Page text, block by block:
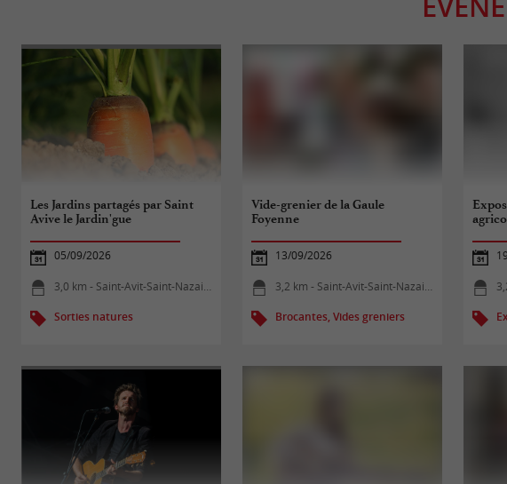
Les Jardins partagés par Saint
Avive le Jardin'gue
05/09/2026
3,0 km - Saint-Avit-Saint-Nazaire
Sorties natures
Vide-grenier de la Gaule
Foyenne
13/09/2026
3,2 km - Saint-Avit-Saint-Nazaire
Brocantes, Vides greniers